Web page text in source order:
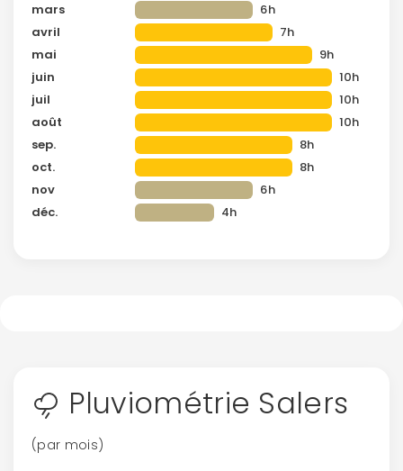
mars
6h
avril
7h
mai
9h
juin
10h
juil
10h
août
10h
sep.
8h
oct.
8h
nov
6h
déc.
4h
Pluviométrie Salers
(par mois)